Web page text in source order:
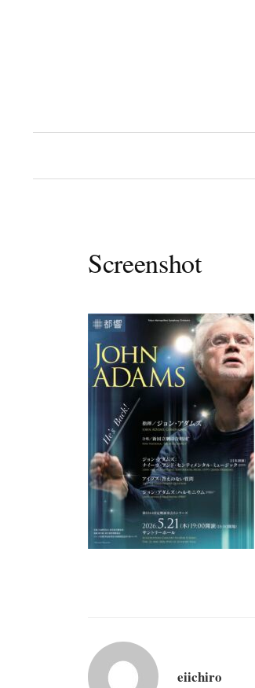
Screenshot
eiichiro